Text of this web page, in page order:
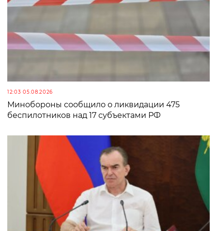
12:03 05.08.2026
Минобороны сообщило о ликвидации 475
беспилотников над 17 субъектами РФ